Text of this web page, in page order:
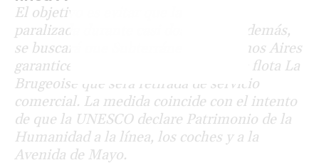
El objetivo es evitar que la línea esté
paralizada durante casi dos meses. Además,
se buscará que Subterráneos de Buenos Aires
garantice la integridad de la histórica flota La
Brugeoise que será retirada de servicio
comercial. La medida coincide con el intento
de que la UNESCO declare Patrimonio de la
Humanidad a la línea, los coches y a la
Avenida de Mayo.